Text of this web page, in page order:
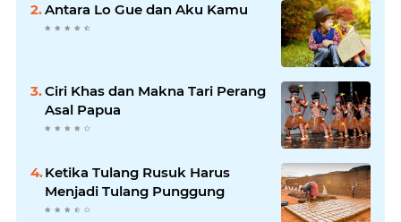
Antara Lo Gue dan Aku Kamu
Ciri Khas dan Makna Tari Perang
Asal Papua
Ketika Tulang Rusuk Harus
Menjadi Tulang Punggung